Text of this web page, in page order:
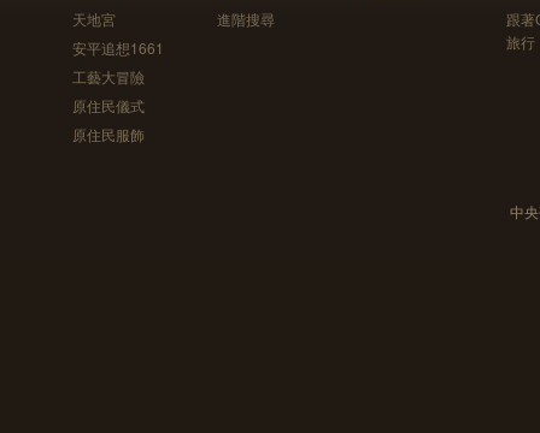
天地宮
安平追想1661
工藝大冒險
原住民儀式
原住民服飾
進階搜尋
跟
旅行
中